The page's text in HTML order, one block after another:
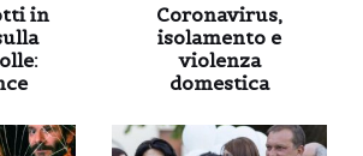
in
Coronavirus,
isolamento e
violenza
domestica